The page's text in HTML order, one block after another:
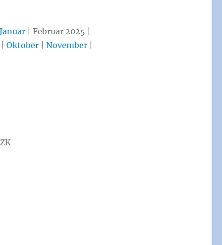
Januar | Februar 2025 |
|Oktober |November